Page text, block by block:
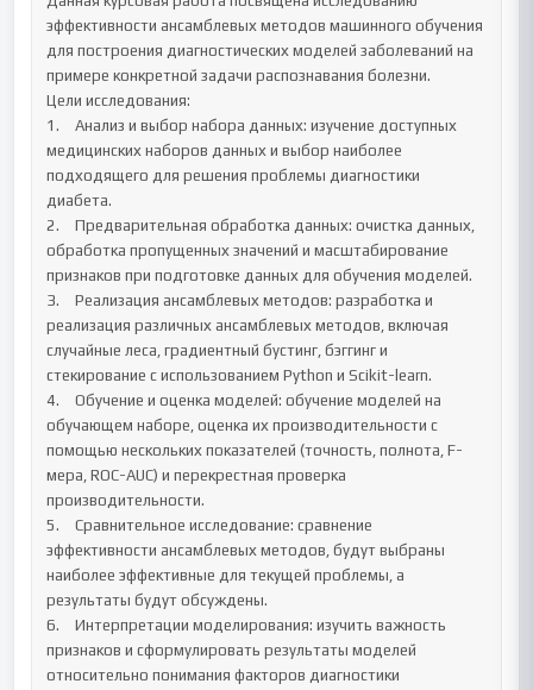
эффективности ансамблевых методов машинного обучения
для построения диагностических моделей заболеваний на
примере конкретной задачи распознавания болезни.
Цели исследования:
1.	Анализ и выбор набора данных: изучение доступных
медицинских наборов данных и выбор наиболее
подходящего для решения проблемы диагностики
диабета.
2.	Предварительная обработка данных: очистка данных,
обработка пропущенных значений и масштабирование
признаков при подготовке данных для обучения моделей.
3.	Реализация ансамблевых методов: разработка и
реализация различных ансамблевых методов, включая
случайные леса, градиентный бустинг, бэггинг и
стекирование с использованием Python и Scikit-learn.
4.	Обучение и оценка моделей: обучение моделей на
обучающем наборе, оценка их производительности с
помощью нескольких показателей (точность, полнота, F-
мера, ROC-AUC) и перекрестная проверка
производительности.
5.	Сравнительное исследование: сравнение
эффективности ансамблевых методов, будут выбраны
наиболее эффективные для текущей проблемы, а
результаты будут обсуждены.
6.	Интерпретации моделирования: изучить важность
признаков и сформулировать результаты моделей
относительно понимания факторов диагностики